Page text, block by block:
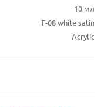
10 мл
F-08 white satin
Acrylic